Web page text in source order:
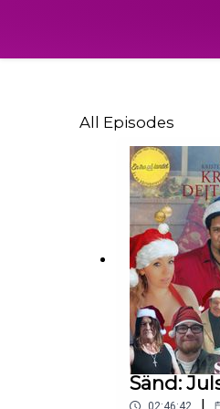
All Episodes
Sänd: